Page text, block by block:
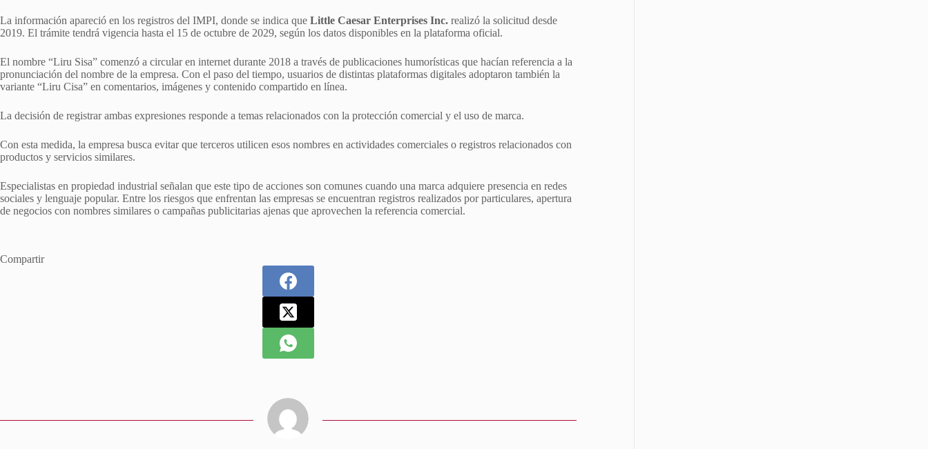
La información apareció en los registros del IMPI, donde se indica que Little Caesar Enterprises Inc. realizó la solicitud desde
2019. El trámite tendrá vigencia hasta el 15 de octubre de 2029, según los datos disponibles en la plataforma oficial.
El nombre “Liru Sisa” comenzó a circular en internet durante 2018 a través de publicaciones humorísticas que hacían referencia a la
pronunciación del nombre de la empresa. Con el paso del tiempo, usuarios de distintas plataformas digitales adoptaron también la
variante “Liru Cisa” en comentarios, imágenes y contenido compartido en línea.
La decisión de registrar ambas expresiones responde a temas relacionados con la protección comercial y el uso de marca.
Con esta medida, la empresa busca evitar que terceros utilicen esos nombres en actividades comerciales o registros relacionados con
productos y servicios similares.
Especialistas en propiedad industrial señalan que este tipo de acciones son comunes cuando una marca adquiere presencia en redes
sociales y lenguaje popular. Entre los riesgos que enfrentan las empresas se encuentran registros realizados por particulares, apertura
de negocios con nombres similares o campañas publicitarias ajenas que aprovechen la referencia comercial.
Compartir